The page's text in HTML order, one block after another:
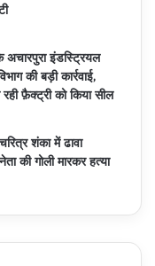
इंडस्ट्रियल
की बड़ी कार्रवाई,
फ़ैक्ट्री को किया सील
शंका में ढावा
की गोली मारकर हत्या